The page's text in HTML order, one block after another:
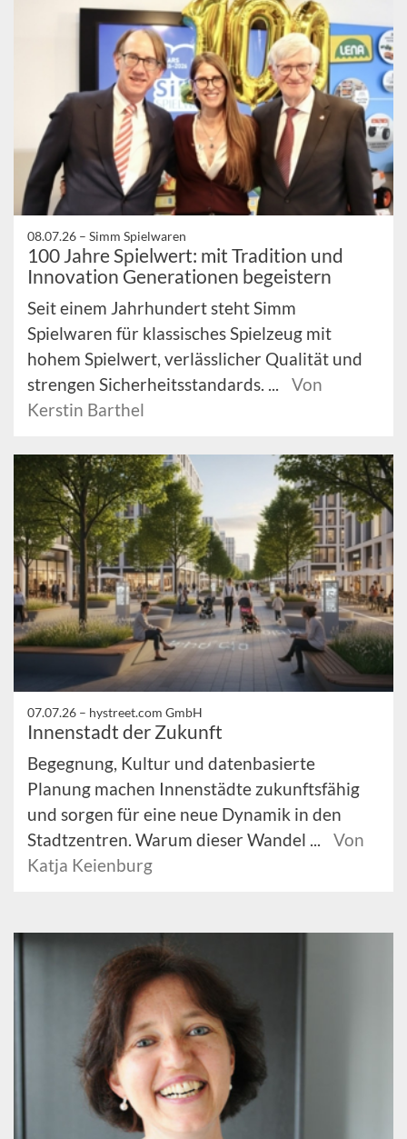
08.07.26 – Simm Spielwaren
100 Jahre Spielwert: mit Tradition und
Innovation Generationen begeistern
Seit einem Jahrhundert steht Simm
Spielwaren für klassisches Spielzeug mit
hohem Spielwert, verlässlicher Qualität und
strengen Sicherheitsstandards. ...
Von
Kerstin Barthel
07.07.26 – hystreet.com GmbH
Innenstadt der Zukunft
Begegnung, Kultur und datenbasierte
Planung machen Innenstädte zukunftsfähig
und sorgen für eine neue Dynamik in den
Stadtzentren. Warum dieser Wandel ...
Von
Katja Keienburg